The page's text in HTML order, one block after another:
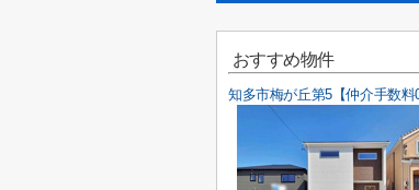
おすすめ物件
知多市梅が丘第5【仲介手数料0